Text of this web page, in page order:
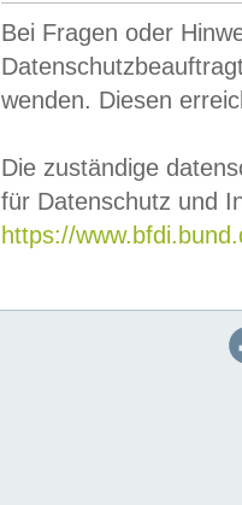
Bei Fragen oder
wenden. Diesen
Die zuständige
für Datenschutz und
https://